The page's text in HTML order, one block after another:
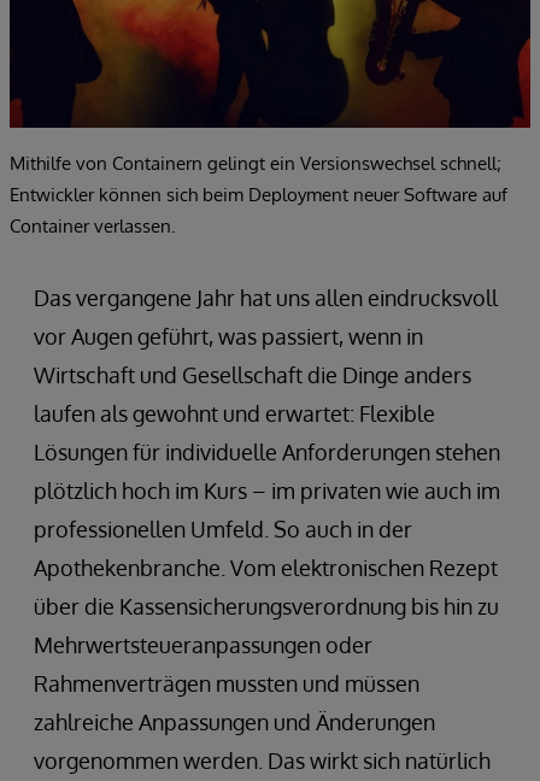
Mithilfe von Containern gelingt ein Versionswechsel schnell;
Entwickler können sich beim Deployment neuer Software auf
Container verlassen.
Das vergangene Jahr hat uns allen eindrucksvoll
vor Augen geführt, was passiert, wenn in
Wirtschaft und Gesellschaft die Dinge anders
laufen als gewohnt und erwartet: Flexible
Lösungen für individuelle Anforderungen stehen
plötzlich hoch im Kurs – im privaten wie auch im
professionellen Umfeld. So auch in der
Apothekenbranche. Vom elektronischen Rezept
über die Kassensicherungsverordnung bis hin zu
Mehrwertsteueranpassungen oder
Rahmenverträgen mussten und müssen
zahlreiche Anpassungen und Änderungen
vorgenommen werden. Das wirkt sich natürlich